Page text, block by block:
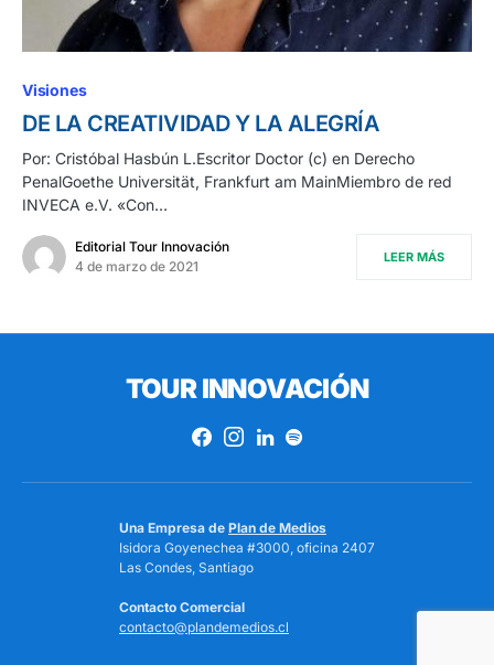
Visiones
DE LA CREATIVIDAD Y LA ALEGRÍA
Por: Cristóbal Hasbún L.Escritor Doctor (c) en Derecho
PenalGoethe Universität, Frankfurt am MainMiembro de red
INVECA e.V. «Con…
Editorial Tour Innovación
4 de marzo de 2021
LEER MÁS
TOUR INNOVACIÓN
Una Empresa de Plan de Medios
Isidora Goyenechea #3000, oficina 2407
Las Condes, Santiago
Contacto Comercial
contacto@plandemedios.cl